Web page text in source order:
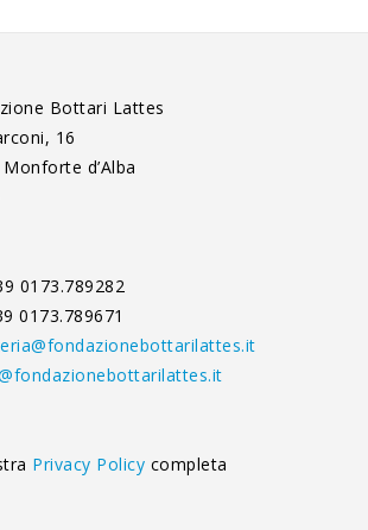
Bottari Lattes
16
d’Alba
0173.789282
0173.789671
Privacy Policy completa